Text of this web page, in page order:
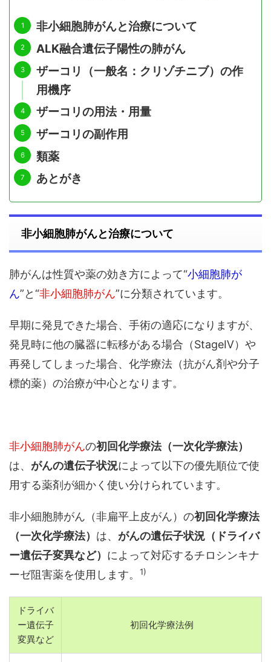
非小細胞肺がんと治療について
ALK融合遺伝子陽性の肺がん
ザーコリ（一般名：クリゾチニブ）の作
用機序
ザーコリの用法・用量
ザーコリの副作用
類薬
あとがき
非小細胞肺がんと治療について
肺がんは性質や薬の効き方によって“小細胞肺が
ん”と“非小細胞肺がん”に分類されています。
早期に発見できた場合、手術の適応になりますが、
発見時に他の臓器に転移がある場合（StageⅣ）や
再発してしまった場合、化学療法（抗がん剤や分子
標的薬）の治療が中心となります。
非小細胞肺がんの初回化学療法（一次化学療法）
は、 がんの遺伝子状況によって以下の優先順位で使
用する薬剤が細かく使い分けられています。
非小細胞肺がん（非扁平上皮がん）の初回化学療法
（一次化学療法） は、 がんの遺伝子状況（ドライバ
ー遺伝子変異など） によって対応するチロシンキナ
ーゼ阻害薬を使用します。
1)
ドライバ
ー遺伝子
変異など
初回化学療法例